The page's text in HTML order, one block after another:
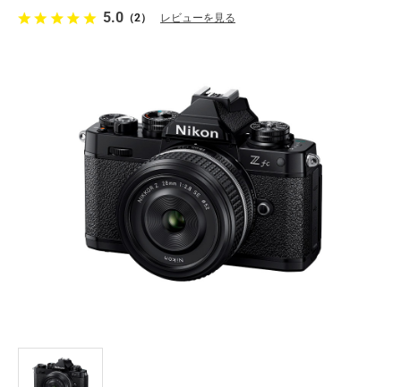
5.0 （2） レビューを見る